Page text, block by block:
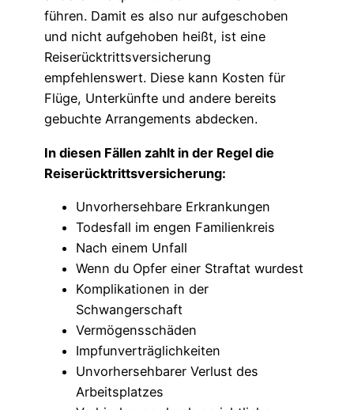
führen. Damit es also nur aufgeschoben
und nicht aufgehoben heißt, ist eine
Reiserücktrittsversicherung
empfehlenswert. Diese kann Kosten für
Flüge, Unterkünfte und andere bereits
gebuchte Arrangements abdecken.
In diesen Fällen zahlt in der Regel die
Reiserücktrittsversicherung:
Unvorhersehbare Erkrankungen
Todesfall im engen Familienkreis
Nach einem Unfall
Wenn du Opfer einer Straftat wurdest
Komplikationen in der
Schwangerschaft
Vermögensschäden
Impfunverträglichkeiten
Unvorhersehbarer Verlust des
Arbeitsplatzes